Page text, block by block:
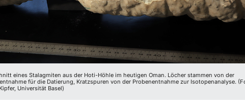
eines Stalagmiten aus der Hoti-Höhle im heutigen Oman. Löcher stammen von der
für die Datierung, Kratzspuren von der Probenentnahme zur Isotopenanalyse.
Universität Basel)